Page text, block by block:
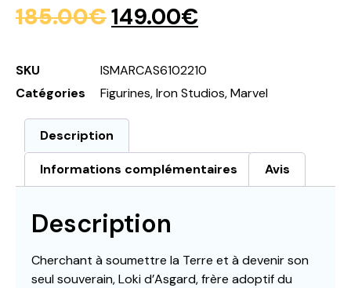
185.00€149.00€
SKU
ISMARCAS6102210
Catégories
Figurines,Iron Studios,Marvel
Description
Informations complémentaires Avis
Description
Cherchant à soumettre la Terre et à devenir son
seul souverain, Loki d’Asgard, frère adoptif du